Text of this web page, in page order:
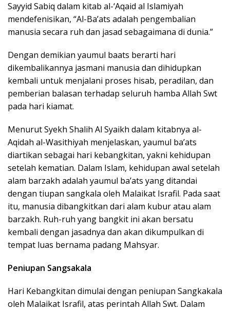
Sayyid Sabiq dalam kitab al-‘Aqaid al Islamiyah
mendefenisikan, “Al-Ba’ats adalah pengembalian
manusia secara ruh dan jasad sebagaimana di dunia.”
Dengan demikian yaumul baats berarti hari
dikembalikannya jasmani manusia dan dihidupkan
kembali untuk menjalani proses hisab, peradilan, dan
pemberian balasan terhadap seluruh hamba Allah Swt
pada hari kiamat.
Menurut Syekh Shalih Al Syaikh dalam kitabnya al-
Aqidah al-Wasithiyah menjelaskan, yaumul ba’ats
diartikan sebagai hari kebangkitan, yakni kehidupan
setelah kematian. Dalam Islam, kehidupan awal setelah
alam barzakh adalah yaumul ba’ats yang ditandai
dengan tiupan sangkala oleh Malaikat Israfil. Pada saat
itu, manusia dibangkitkan dari alam kubur atau alam
barzakh. Ruh-ruh yang bangkit ini akan bersatu
kembali dengan jasadnya dan akan dikumpulkan di
tempat luas bernama padang Mahsyar.
Peniupan Sangsakala
Hari Kebangkitan dimulai dengan peniupan Sangkakala
oleh Malaikat Israfil, atas perintah Allah Swt. Dalam